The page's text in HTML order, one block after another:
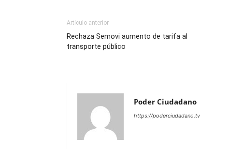
Artículo anterior
Rechaza Semovi aumento de tarifa al
transporte público
Poder Ciudadano
https://poderciudadano.tv